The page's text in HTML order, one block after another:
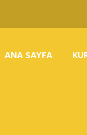
ANA SAYFA